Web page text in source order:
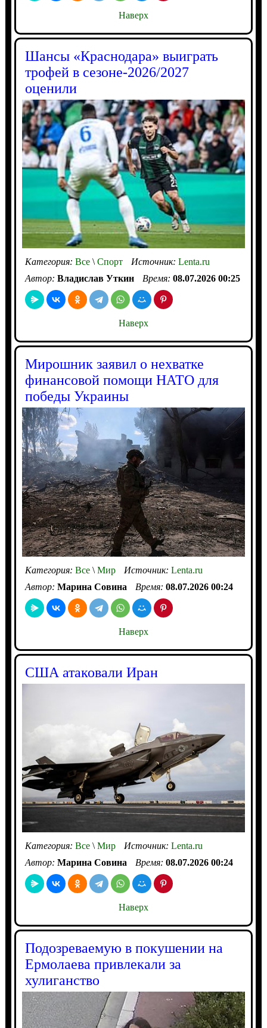
Наверх
Шансы «Краснодара» выиграть
трофей в сезоне-2026/2027
оценили
Категория: Все\Спорт Источник: Lenta.ru
Автор: Владислав Уткин Время: 08.07.2026 00:25
Наверх
Мирошник заявил о нехватке
финансовой помощи НАТО для
победы Украины
Категория: Все\Мир Источник: Lenta.ru
Автор: Марина Совина Время: 08.07.2026 00:24
Наверх
США атаковали Иран
Категория: Все\Мир Источник: Lenta.ru
Автор: Марина Совина Время: 08.07.2026 00:24
Наверх
Подозреваемую в покушении на
Ермолаева привлекали за
хулиганство